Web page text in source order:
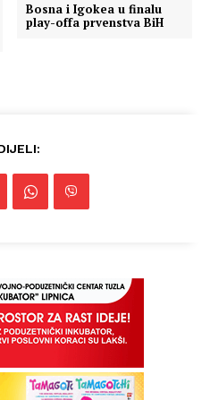
Bosna i Igokea u finalu
play-offa prvenstva BiH